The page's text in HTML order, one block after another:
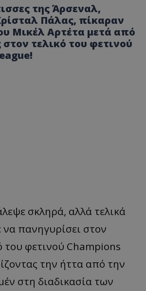
της Άρσεναλ,
Πάλας, πίκαραν
Μικέλ Αρτέτα μετά από
στον τελικό του φετινού
σκληρά, αλλά τελικά
πανηγυρίσει στον
του φετινού Champions
την ήττα από την
στη διαδικασία των